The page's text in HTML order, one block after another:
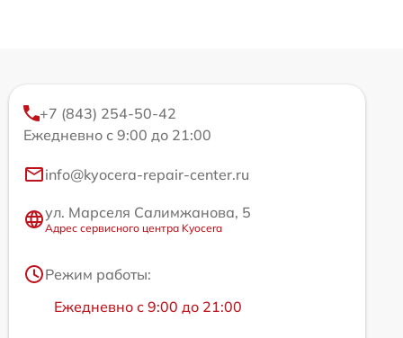
+7 (843) 254-50-42
Ежедневно с 9:00 до 21:00
info@kyocera-repair-center.ru
ул. Марселя Салимжанова, 5
Адрес сервисного центра Kyocera
Режим работы:
Ежедневно с 9:00 до 21:00